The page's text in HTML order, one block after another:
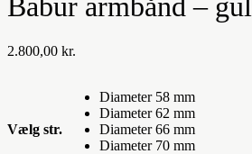
Babur armbånd –
2.800,00 kr.
Vælg str.
Diameter 58 mm
Diameter 62 mm
Diameter 66 mm
Diameter 70 mm